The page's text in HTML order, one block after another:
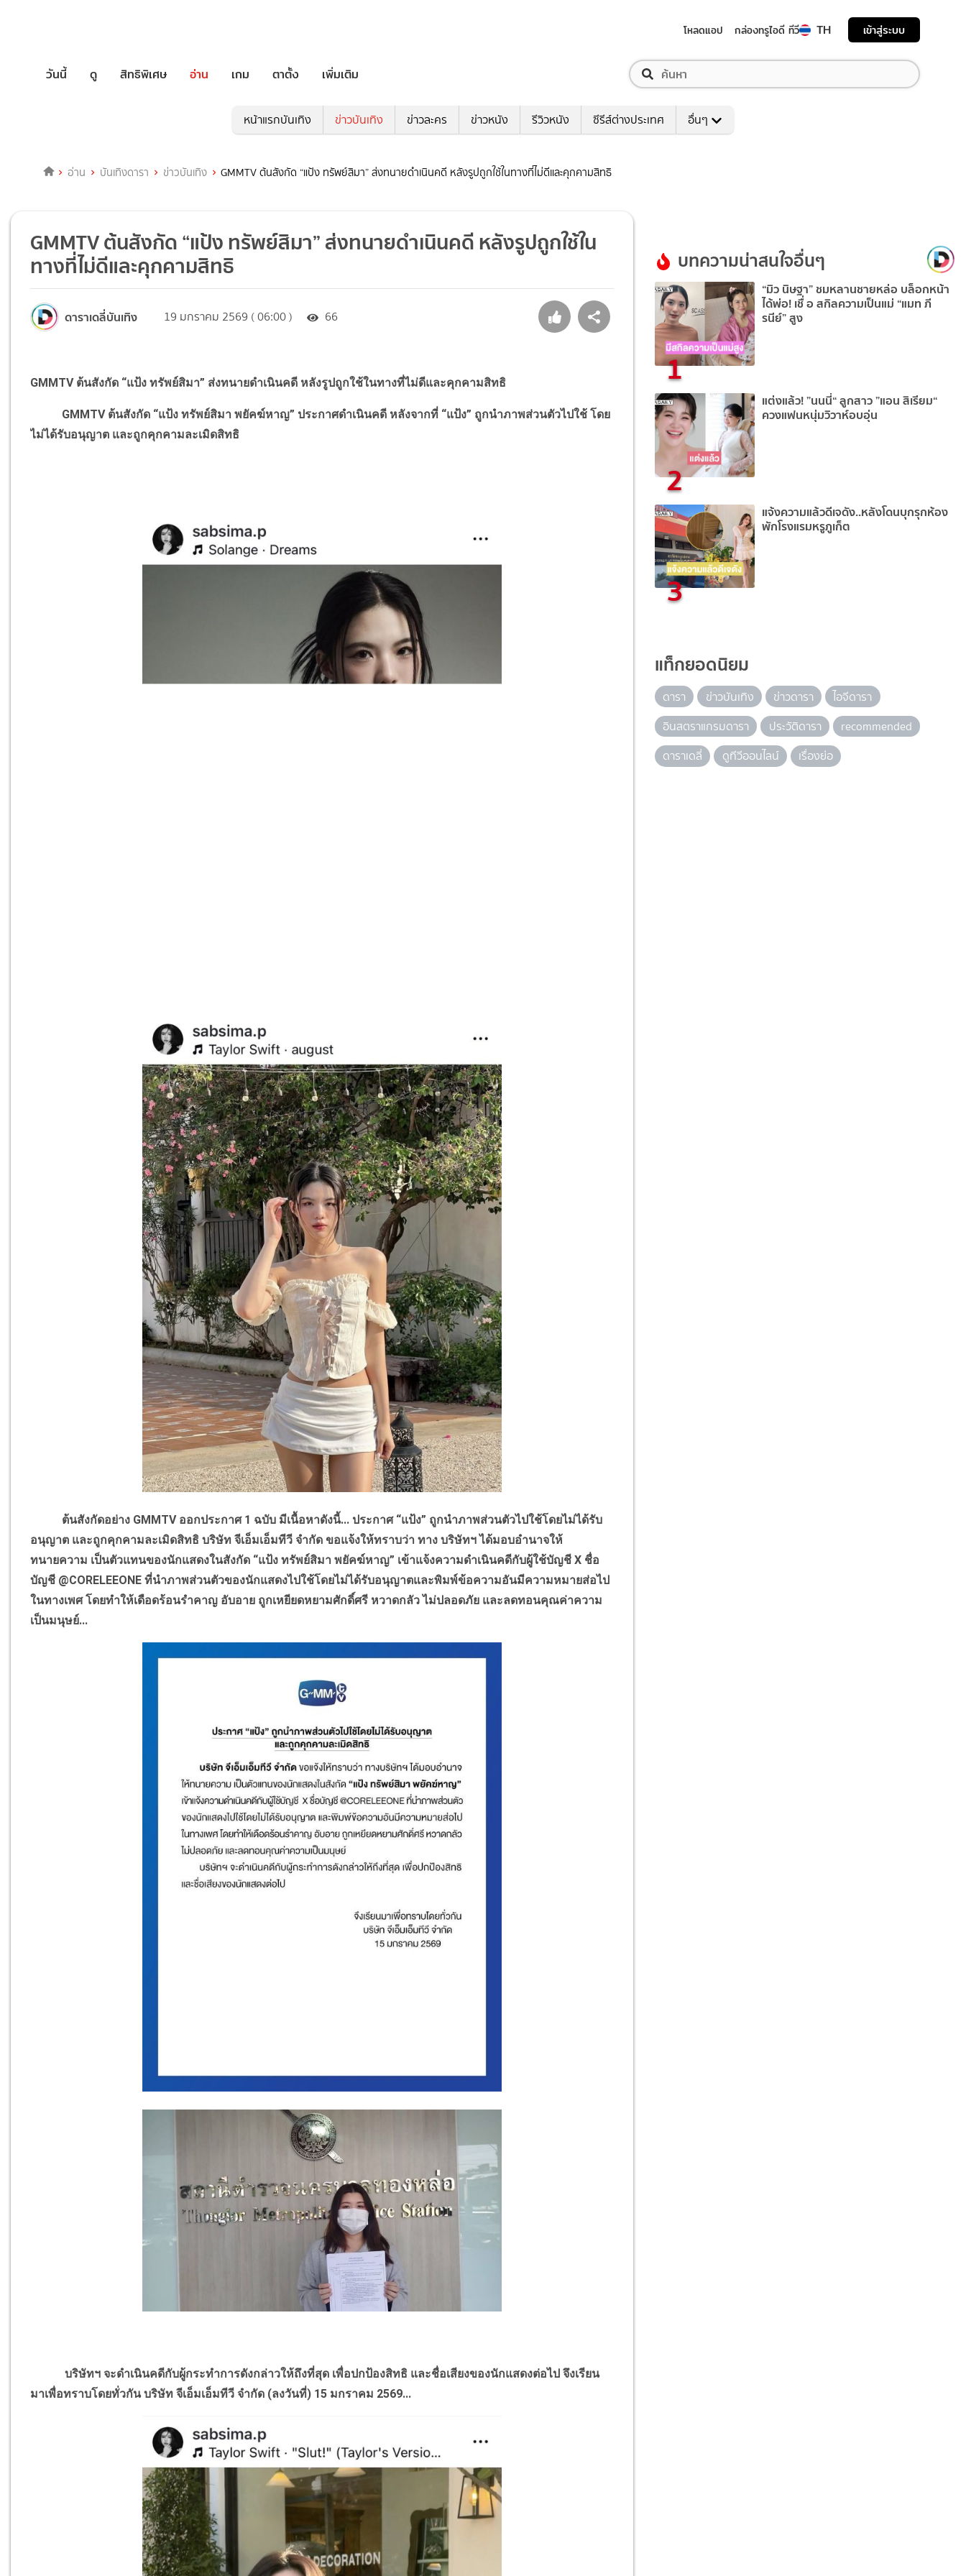
โหลดแอป กล่องทรูไอดี ทีวี TH เข้าสู่ระบบ
วันนี้ ดู สิทธิพิเศษ อ่าน เกม ตาตั้ง เพิ่มเติม
หน้าแรกบันเทิง ข่าวบันเทิง ข่าวละคร ข่าวหนัง รีวิวหนัง ซีรีส์ต่างประเทศ อื่นๆ
อ่าน บันเทิงดารา ข่าวบันเทิง GMMTV ต้นสังกัด “แป้ง ทรัพย์สิมา” ส่งทนายดำเนินคดี หลังรูปถูกใช้ในทางที่ไม่ดีและคุกคามสิทธิ
GMMTV ต้นสังกัด “แป้ง ทรัพย์สิมา” ส่งทนายดำเนินคดี หลังรูปถูกใช้ใน
ทางที่ไม่ดีและคุกคามสิทธิ
ดาราเดลี่บันเทิง 19 มกราคม 2569 ( 06:00 ) 66
GMMTV ต้นสังกัด “แป้ง ทรัพย์สิมา” ส่งทนายดำเนินคดี หลังรูปถูกใช้ในทางที่ไม่ดีและคุกคามสิทธิ
GMMTV ต้นสังกัด “แป้ง ทรัพย์สิมา พยัคฆ์หาญ” ประกาศดำเนินคดี หลังจากที่ “แป้ง” ถูกนำภาพส่วนตัวไปใช้ โดย
ไม่ได้รับอนุญาต และถูกคุกคามละเมิดสิทธิ
ต้นสังกัดอย่าง GMMTV ออกประกาศ 1 ฉบับ มีเนื้อหาดังนี้... ประกาศ “แป้ง” ถูกนำภาพส่วนตัวไปใช้โดยไม่ได้รับ
อนุญาต และถูกคุกคามละเมิดสิทธิ บริษัท จีเอ็มเอ็มทีวี จำกัด ขอแจ้งให้ทราบว่า ทาง บริษัทฯ ได้มอบอำนาจให้
ทนายความ เป็นตัวแทนของนักแสดงในสังกัด “แป้ง ทรัพย์สิมา พยัคฆ์หาญ” เข้าแจ้งความดำเนินคดีกับผู้ใช้บัญชีX ชื่อ
บัญชี @CORELEEONEที่นำภาพส่วนตัวของนักแสดงไปใช้โดยไม่ได้รับอนุญาตและพิมพ์ข้อความอันมีความหมายส่อไป
ในทางเพศ โดยทำให้เดือดร้อนรำคาญ อับอาย ถูกเหยียดหยามศักดิ์ศรี หวาดกลัว ไม่ปลอดภัย และลดทอนคุณค่าความ
เป็นมนุษย์...
บริษัทฯ จะดำเนินคดีกับผู้กระทำการดังกล่าวให้ถึงที่สุด เพื่อปกป้องสิทธิ และชื่อเสียงของนักแสดงต่อไป จึงเรียน
มาเพื่อทราบโดยทั่วกัน บริษัท จีเอ็มเอ็มทีวี จำกัด (ลงวันที่) 15 มกราคม 2569...
บทความน่าสนใจอื่นๆ
1
“มิว นิษฐา” ชมหลานชายหล่อ บล็อกหน้า
ได้พ่อ! เชื่ อ สกิลความเป็นแม่ “แมท ภี
รนีย์” สูง
2
แต่งแล้ว! ”นนนี่“ ลูกสาว ”แอน สิเรียม“
ควงแฟนหนุ่มวิวาห์อบอุ่น
3
แจ้งความแล้วดีเจดัง..หลังโดนบุกรุกห้อง
พักโรงแรมหรูภูเก็ต
แท็กยอดนิยม
ดารา ข่าวบันเทิง ข่าวดารา
ไอจีดารา
อินสตราแกรมดารา
ประวัติดารา
recommended
ดาราเดลี่
ดูทีวีออนไลน์ เรื่องย่อ